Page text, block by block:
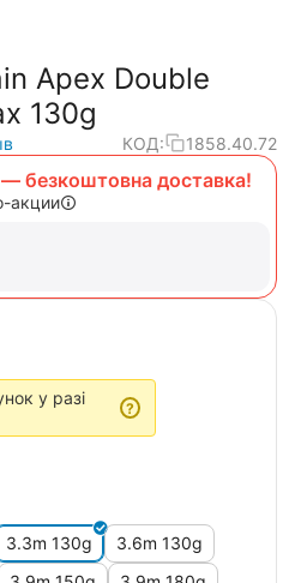
Apex Double
130g
КОД: 1858.40.72
безкоштовна доставка!
акции
у разі
?
3.3m 130g
3.6m 130g